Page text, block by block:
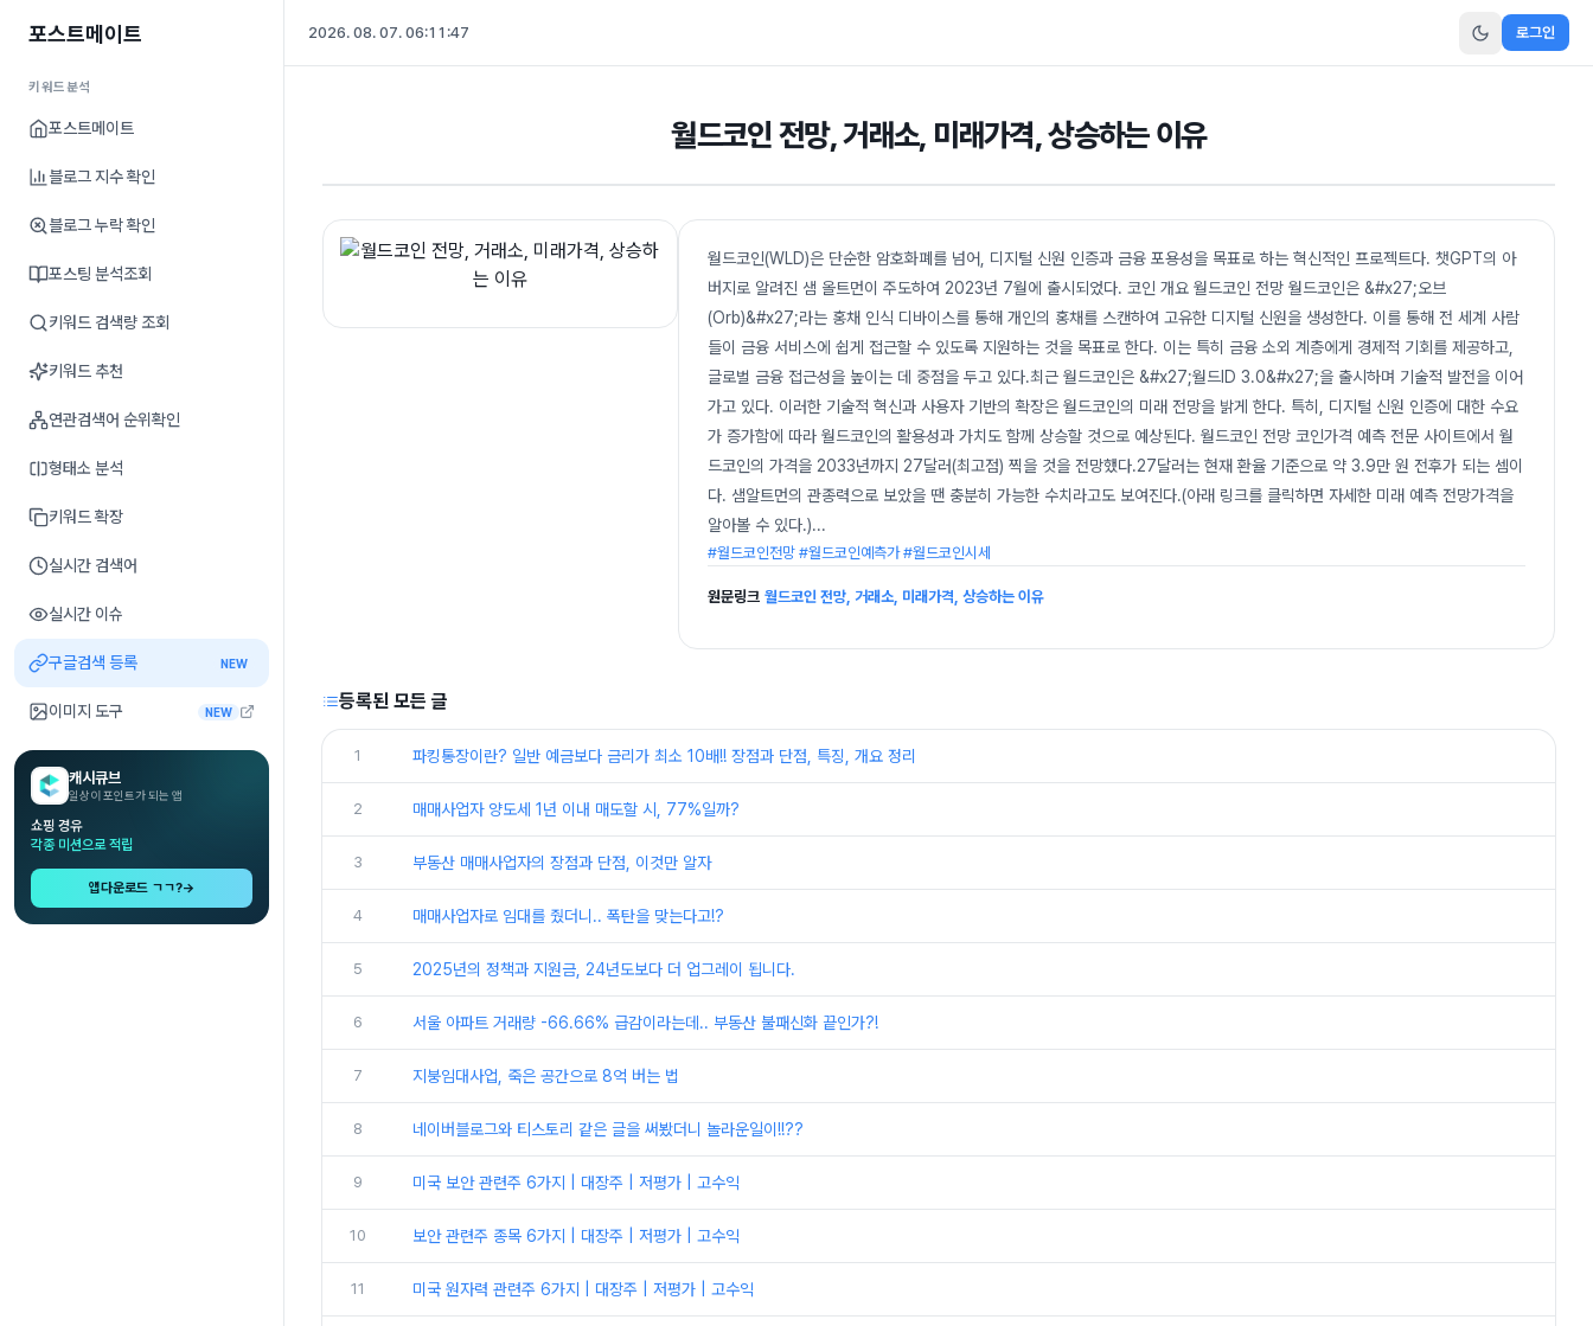
포스트메이트
키워드분석
포스트메이트
블로그 지수 확인
블로그 누락 확인
포스팅 분석조회
키워드 검색량 조회
키워드 추천
연관검색어 순위확인
형태소 분석
키워드 확장
실시간 검색어
실시간 이슈
구글검색 등록 NEW
이미지 도구 NEW
캐시큐브
일상이 포인트가 되는 앱
쇼핑 경유
각종 미션으로 적립
앱다운로드 ㄱㄱ?→
2026. 08. 07. 06:11:47 로그인
월드코인 전망, 거래소, 미래가격, 상승하는 이유
월드코인(WLD)은 단순한 암호화폐를 넘어, 디지털 신원 인증과 금융 포용성을 목표로 하는 혁신적인 프로젝트다. 챗GPT의 아
버지로 알려진 샘 올트먼이 주도하여 2023년 7월에 출시되었다. 코인 개요 월드코인 전망 월드코인은 &#x27;오브
(Orb)&#x27;라는 홍채 인식 디바이스를 통해 개인의 홍채를 스캔하여 고유한 디지털 신원을 생성한다. 이를 통해 전 세계 사람
들이 금융 서비스에 쉽게 접근할 수 있도록 지원하는 것을 목표로 한다. 이는 특히 금융 소외 계층에게 경제적 기회를 제공하고,
글로벌 금융 접근성을 높이는 데 중점을 두고 있다.최근 월드코인은 &#x27;월드ID 3.0&#x27;을 출시하며 기술적 발전을 이어
가고 있다. 이러한 기술적 혁신과 사용자 기반의 확장은 월드코인의 미래 전망을 밝게 한다. 특히, 디지털 신원 인증에 대한 수요
가 증가함에 따라 월드코인의 활용성과 가치도 함께 상승할 것으로 예상된다. 월드코인 전망 코인가격 예측 전문 사이트에서 월
드코인의 가격을 2033년까지 27달러(최고점) 찍을 것을 전망했다.27달러는 현재 환율 기준으로 약 3.9만 원 전후가 되는 셈이
다. 샘알트먼의 관종력으로 보았을 땐 충분히 가능한 수치라고도 보여진다.(아래 링크를 클릭하면 자세한 미래 예측 전망가격을
알아볼 수 있다.)...
#월드코인전망 #월드코인예측가 #월드코인시세
원문링크 월드코인 전망, 거래소, 미래가격, 상승하는 이유
등록된 모든 글
1 파킹통장이란? 일반 예금보다 금리가 최소 10배!! 장점과 단점, 특징, 개요 정리
2 매매사업자 양도세 1년 이내 매도할 시, 77%일까?
3 부동산 매매사업자의 장점과 단점, 이것만 알자
4 매매사업자로 임대를 줬더니.. 폭탄을 맞는다고!?
5 2025년의 정책과 지원금, 24년도보다 더 업그레이 됩니다.
6 서울 아파트 거래량 -66.66% 급감이라는데.. 부동산 불패신화 끝인가?!
7 지붕임대사업, 죽은 공간으로 8억 버는 법
8 네이버블로그와 티스토리 같은 글을 써봤더니 놀라운일이!!??
9 미국 보안 관련주 6가지 | 대장주 | 저평가 | 고수익
10 보안 관련주 종목 6가지 | 대장주 | 저평가 | 고수익
11 미국 원자력 관련주 6가지 | 대장주 | 저평가 | 고수익